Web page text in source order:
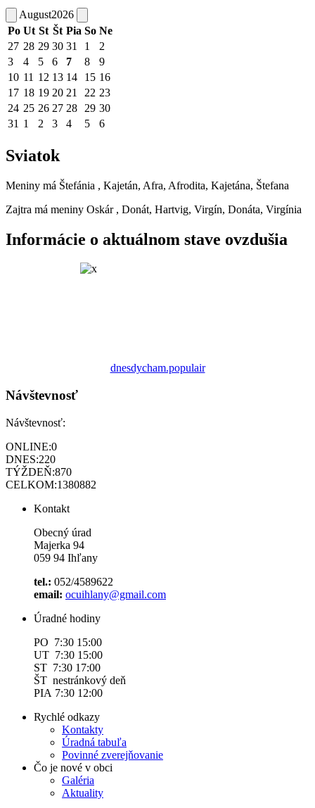
August2026
Po Ut St Št Pia So Ne
27 28 29 30 31 1
2
3
4 5 6 7 8
9
10 11 12 13 14 15 16
17 18 19 20 21 22 23
24 25 26 27 28 29 30
31 1 2 3 4 5 6
Sviatok
Meniny má Štefánia , Kajetán, Afra, Afrodita, Kajetána, Štefana
Zajtra má meniny Oskár , Donát, Hartvig, Virgín, Donáta, Virgínia
Informácie o aktuálnom stave ovzdušia
dnesdycham.populair
Návštevnosť
Návštevnosť:
ONLINE:0
DNES:220
TÝŽDEŇ:870
CELKOM:1380882
Kontakt
Obecný úrad
Majerka 94
059 94 Ihľany
tel.: 052/4589622
email: ocuihlany@gmail.com
Úradné hodiny
PO 7:30 15:00
UT 7:30 15:00
ST 7:30 17:00
ŠT nestránkový deň
PIA 7:30 12:00
Rychlé odkazy
Kontakty
Úradná tabuľa
Povinné zverejňovanie
Čo je nové v obci
Galéria
Aktuality